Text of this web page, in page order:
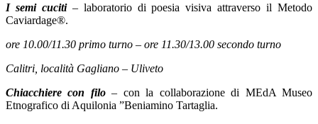
I semi cuciti – laboratorio di poesia visiva attraverso il Metodo
Caviardage®.
ore 10.00/11.30 primo turno – ore 11.30/13.00 secondo turno
Calitri, località Gagliano – Uliveto
Chiacchiere con filo– con la collaborazione di MEdA Museo
Etnografico di Aquilonia ”Beniamino Tartaglia.